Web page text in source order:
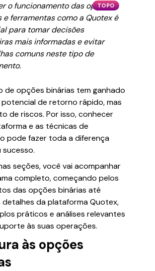
TOPO
o funcionamento das opções
e ferramentas como a Quotex é
para tomar decisões
mais informadas e evitar
comuns neste tipo de
de opções binárias tem ganhado
de retorno rápido, mas
de riscos. Por isso, conhecer
e as técnicas de
pode fazer toda a diferença
sucesso.
seções, você vai acompanhar
completo, começando pelos
das opções binárias até
detalhes da plataforma Quotex,
práticos e análises relevantes
às suas operações.
às opções